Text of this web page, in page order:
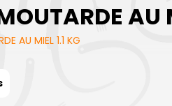
AU
AU MIEL 1.1 KG